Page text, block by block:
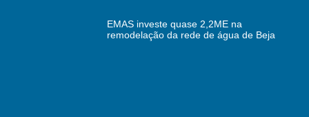
EMAS investe quase 2,2ME na
remodelação da rede de água de Beja